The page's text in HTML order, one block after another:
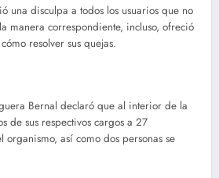
una disculpa a todos los usuarios que no
manera correspondiente, incluso, ofreció
resolver sus quejas.
Bernal declaró que al interior de la
de sus respectivos cargos a 27
así como dos personas se